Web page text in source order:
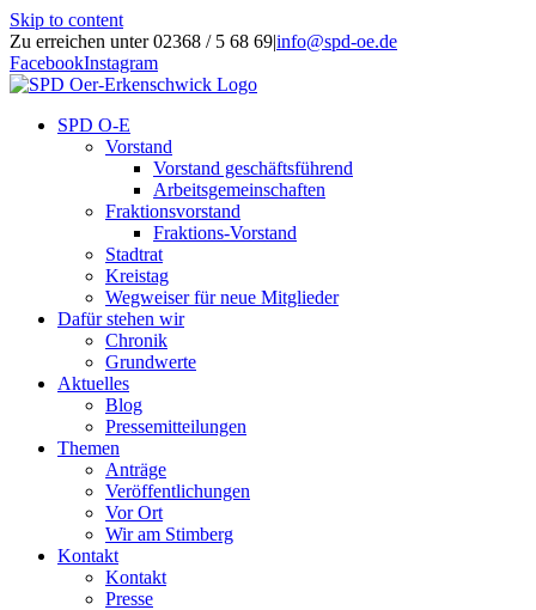
Skip to content
Zu erreichen unter 02368 / 5 68 69|info@spd-oe.de
FacebookInstagram
SPD O-E
Vorstand
Vorstand geschäftsführend
Arbeitsgemeinschaften
Fraktionsvorstand
Fraktions-Vorstand
Stadtrat
Kreistag
Wegweiser für neue Mitglieder
Dafür stehen wir
Chronik
Grundwerte
Aktuelles
Blog
Pressemitteilungen
Themen
Anträge
Veröffentlichungen
Vor Ort
Wir am Stimberg
Kontakt
Kontakt
Presse